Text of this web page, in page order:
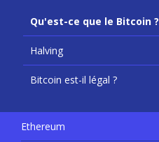
Qu'est-ce que le Bitcoin ?
Halving
Bitcoin est-il légal ?
Ethereum